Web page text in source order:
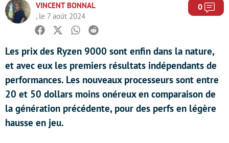
VINCENT BONNAL
, le 7 août 2024
0
Facebook
TwitterWhatsapp
Reddit
Les prix des Ryzen 9000 sont enfin dans la nature,
et avec eux les premiers résultats indépendants de
performances. Les nouveaux processeurs sont entre
20 et 50 dollars moins onéreux en comparaison de
la génération précédente, pour des perfs en légère
hausse en jeu.